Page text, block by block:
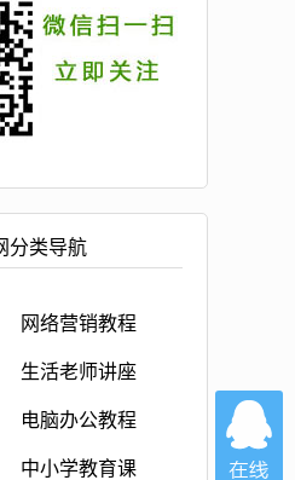
分类导航
网络营销教程
生活老师讲座
电脑办公教程
中小学教育课